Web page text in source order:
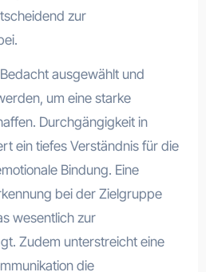
zur
ausgewählt und
um eine starke
Durchgängigkeit in
ein tiefes Verständnis für die
Bindung. Eine
bei der Zielgruppe
wesentlich zur
Zudem unterstreicht eine
die